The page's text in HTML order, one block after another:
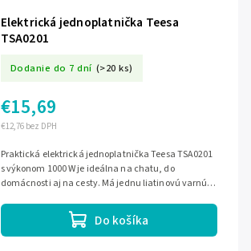
Elektrická jednoplatnička Teesa
TSA0201
Dodanie do 7 dní (>20 ks)
€12,76 bez DPH
€15,69
Do košíka
Praktická elektrická jednoplatnička Teesa TSA0201
s výkonom 1000 W je ideálna na chatu, do
domácnosti aj na cesty. Má jednu liatinovú varnú